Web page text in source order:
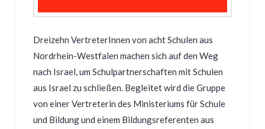
Dreizehn VertreterInnen von acht Schulen aus
Nordrhein-Westfalen machen sich auf den Weg
nach Israel, um Schulpartnerschaften mit Schulen
aus Israel zu schließen. Begleitet wird die Gruppe
von einer Vertreterin des Ministeriums für Schule
und Bildung und einem Bildungsreferenten aus